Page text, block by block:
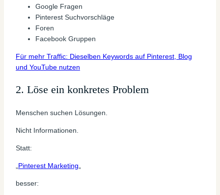
Google Fragen
Pinterest Suchvorschläge
Foren
Facebook Gruppen
Für mehr Traffic: Dieselben Keywords auf Pinterest, Blog
und YouTube nutzen
2. Löse ein konkretes Problem
Menschen suchen Lösungen.
Nicht Informationen.
Statt:
Pinterest Marketing
besser: